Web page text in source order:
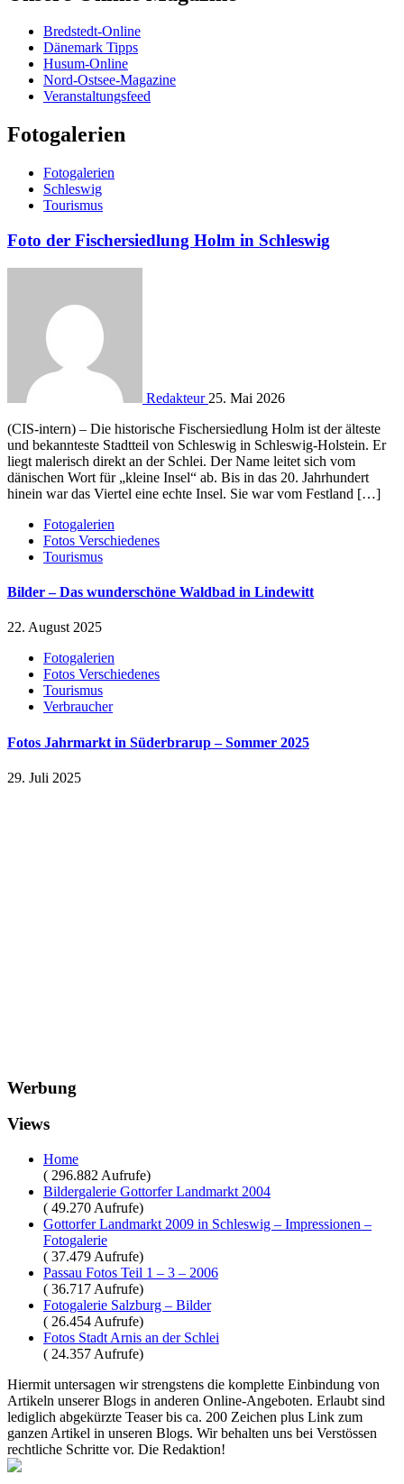
Bredstedt-Online
Dänemark Tipps
Husum-Online
Nord-Ostsee-Magazine
Veranstaltungsfeed
Fotogalerien
Fotogalerien
Schleswig
Tourismus
Foto der Fischersiedlung Holm in Schleswig
Redakteur 25. Mai 2026
(CIS-intern) – Die historische Fischersiedlung Holm ist der älteste
und bekannteste Stadtteil von Schleswig in Schleswig-Holstein. Er
liegt malerisch direkt an der Schlei. Der Name leitet sich vom
dänischen Wort für „kleine Insel“ ab. Bis in das 20. Jahrhundert
hinein war das Viertel eine echte Insel. Sie war vom Festland […]
Fotogalerien
Fotos Verschiedenes
Tourismus
Bilder – Das wunderschöne Waldbad in Lindewitt
22. August 2025
Fotogalerien
Fotos Verschiedenes
Tourismus
Verbraucher
Fotos Jahrmarkt in Süderbrarup – Sommer 2025
29. Juli 2025
Werbung
Views
Home
( 296.882 Aufrufe)
Bildergalerie Gottorfer Landmarkt 2004
( 49.270 Aufrufe)
Gottorfer Landmarkt 2009 in Schleswig – Impressionen –
Fotogalerie
( 37.479 Aufrufe)
Passau Fotos Teil 1 – 3 – 2006
( 36.717 Aufrufe)
Fotogalerie Salzburg – Bilder
( 26.454 Aufrufe)
Fotos Stadt Arnis an der Schlei
( 24.357 Aufrufe)
Hiermit untersagen wir strengstens die komplette Einbindung von
Artikeln unserer Blogs in anderen Online-Angeboten. Erlaubt sind
lediglich abgekürzte Teaser bis ca. 200 Zeichen plus Link zum
ganzen Artikel in unseren Blogs. Wir behalten uns bei Verstössen
rechtliche Schritte vor. Die Redaktion!